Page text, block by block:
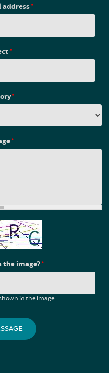
address*
*
*
*
the image?*
in the image.